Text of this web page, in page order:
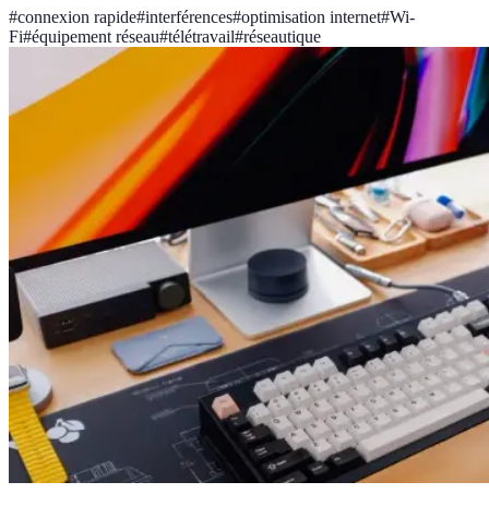
#connexion rapide#interférences#optimisation internet#Wi-
Fi#équipement réseau#télétravail#réseautique